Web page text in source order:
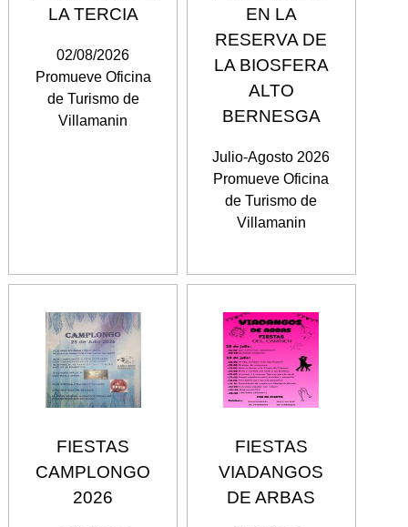
LA TERCIA
02/08/2026
Promueve Oficina
de Turismo de
Villamanin
EN LA
RESERVA DE
LA BIOSFERA
ALTO
BERNESGA
Julio-Agosto 2026
Promueve Oficina
de Turismo de
Villamanin
FIESTAS
CAMPLONGO
2026
FIESTAS
VIADANGOS
DE ARBAS